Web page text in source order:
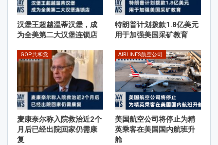
汉堡王超越温蒂汉堡，成
为全美第二大汉堡连锁店
特朗普计划拨款1.8亿美元
用于加强美国采矿教育
GOP共和党
麦康奈尔称入院救治近2个
月后已经出院回家仍需康
复
AIRLINES航空公司
美国航空公司将停止为精
英乘客在美国国内航班升
舱